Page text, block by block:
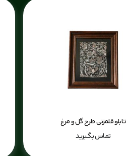
تابلو قلمزنی طرح گل و مرغ
تماس بگیرید